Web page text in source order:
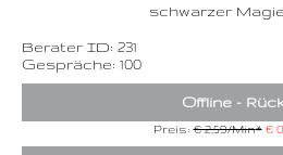
schwarzer
Berater ID: 231
Gespräche: 100
Offline -
Preis:€ 2,59/Min* €